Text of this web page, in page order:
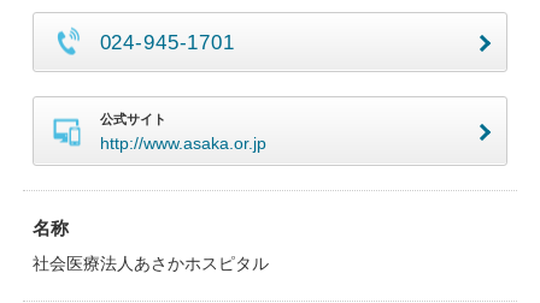
024-945-1701
公式サイト
http://www.asaka.or.jp
名称
社会医療法人あさかホスピタル